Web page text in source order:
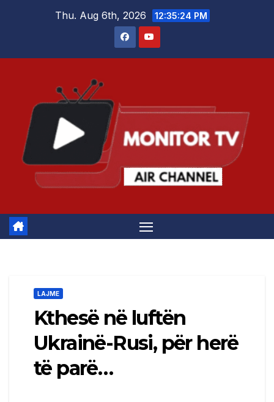
Thu. Aug 6th, 2026 12:35:24 PM
LAJME
Kthesë në luftën
Ukrainë-Rusi, për herë
të parë…